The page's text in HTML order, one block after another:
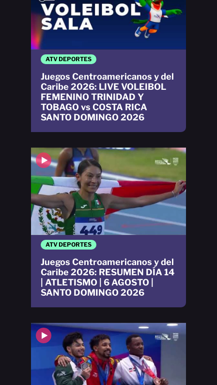
ATV DEPORTES
Juegos Centroamericanos y del
Caribe 2026: LIVE VOLEIBOL
FEMENINO TRINIDAD Y
TOBAGO vs COSTA RICA
SANTO DOMINGO 2026
ATV DEPORTES
Juegos Centroamericanos y del
Caribe 2026: RESUMEN DÍA 14
| ATLETISMO | 6 AGOSTO |
SANTO DOMINGO 2026